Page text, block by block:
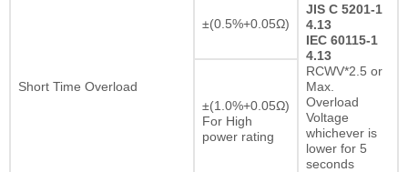
Short Time Overload
±(0.5%+0.05Ω)
JIS C 5201-1
4.13
IEC 60115-1
4.13
RCWV*2.5 or
Max.
Overload
Voltage
whichever is
lower for 5
seconds
±(1.0%+0.05Ω)
For High
power rating